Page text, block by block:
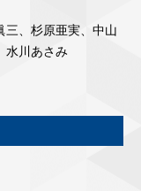
三、杉原亜実、中山
水川あさみ